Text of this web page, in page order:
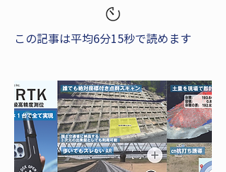
この記事は平均6分15秒で読めます